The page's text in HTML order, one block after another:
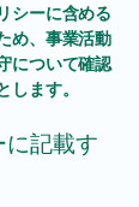
シーに含める
め、事業活動
について確認
ます。
記載す